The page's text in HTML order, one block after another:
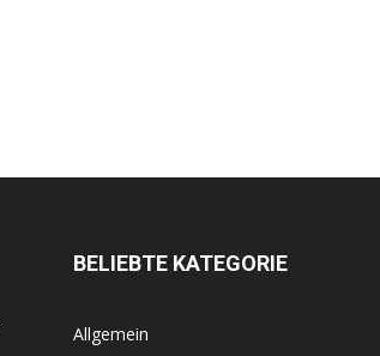
BELIEBTE KATEGORIE
Allgemein